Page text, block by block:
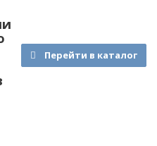
Перейти в каталог